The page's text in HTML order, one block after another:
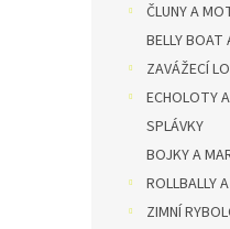
ČLUNY A
BELLY BOAT
ZAVÁŽECÍ
ECHOLOTY
SPLÁVKY
BOJKY A
ROLLBALLY
ZIMNÍ